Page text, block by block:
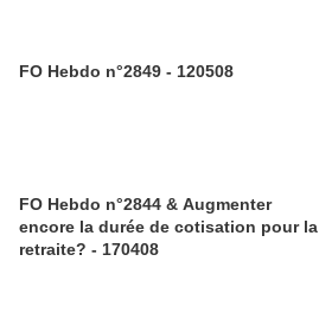
FO Hebdo n°2849 - 120508
FO Hebdo n°2844 & Augmenter
encore la durée de cotisation pour la
retraite? - 170408